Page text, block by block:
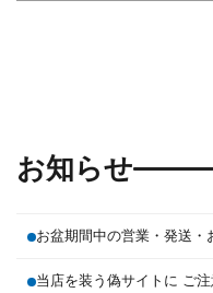
お知らせ
お盆期間中の営業・発送・
当店を装う偽サイトに ご